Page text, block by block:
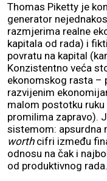
Thomas Piketty je
generator
razmjerima realne
kapitala od rada) i
povratu na kapital
Konzistentno veća
ekonomskog rasta –
razvijenim
malom postotku ruku
promilima zapravo).
sistemom: apsurdna
worthcifri između
odnosu na čak i
od produktivnog rada.